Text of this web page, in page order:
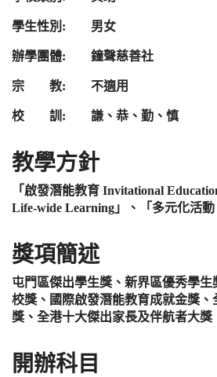
學生性別: 男女
辦學團體: 鐘聲慈善社
宗 教: 不適用
校 訓: 謙、恭、勤、慎
教學方針
「啟發潛能教育 Invitational
Life-wide Learning」、
「多元化活
獎項簡述
屯門區傑出學生獎、 新界區優秀學生
校獎、 國際啟發潛能教育成就金獎、
獎、 全港十大傑出家長及伴航者大獎
開辦科目